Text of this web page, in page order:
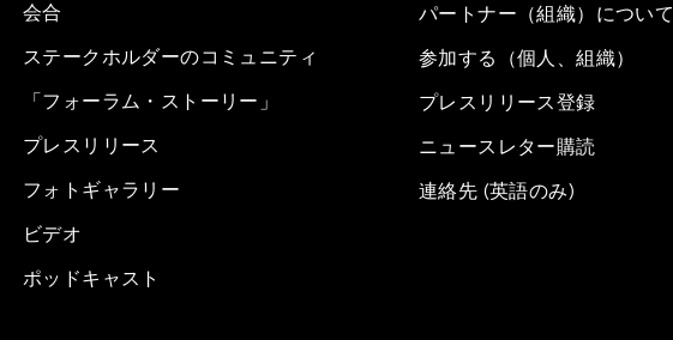
会合
ステークホルダーのコミュニティ
「フォーラム・ストーリー」
プレスリリース
フォトギャラリー
ビデオ
ポッドキャスト
パートナー（組織）につい
参加する（個人、組織）
プレスリリース登録
ニュースレター購読
連絡先 (英語のみ)